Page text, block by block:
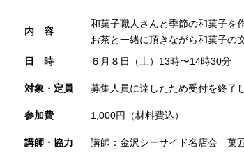
内容
和菓子職人さんと季節の和菓子を
お茶と一緒に頂きながら和菓子の
日時
６月８日（土）13時〜14時30分
対象・定員 募集人員に達したため受付を終了
参加費 1,000円（材料費込）
講師・協力 講師：金沢シーサイド名店会 菓匠